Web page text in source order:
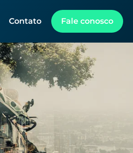
Contato Fale conosco